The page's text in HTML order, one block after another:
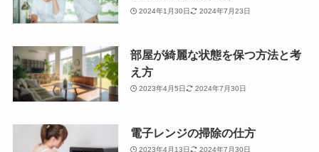
2024年1月30日 2024年7月23日
部屋が綺麗な状態を保つ方法と考
え方
2023年4月5日 2024年7月30日
電子レンジの掃除の仕方
2023年4月13日 2024年7月30日